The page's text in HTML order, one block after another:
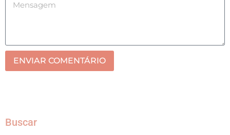
ENVIAR COMENTÁRIO
Buscar